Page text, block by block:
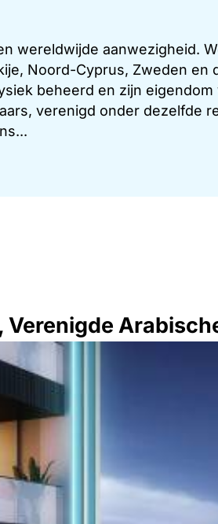
wereldwijde aanwezigheid.
Noord-Cyprus, Zweden en
beheerd en zijn eigendom
verenigd onder dezelfde